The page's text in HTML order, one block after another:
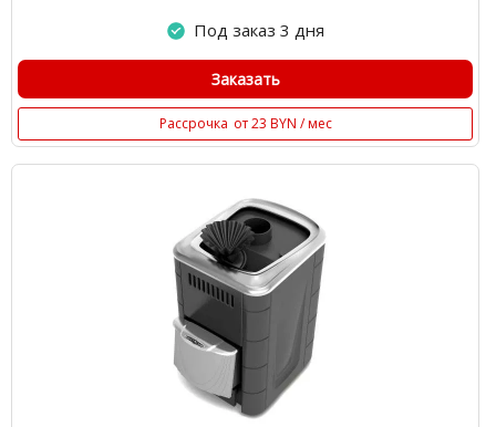
Под заказ 3 дня
Заказать
Рассрочка от 23 BYN / мес